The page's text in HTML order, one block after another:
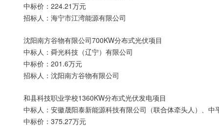
中标价：224.21万元
招标人：海宁市江湾能源有限公司
沈阳南方谷物有限公司700KW分布式光伏项目
中标人：舜光科技（辽宁）有限公司
中标价：201.6万元
招标人：沈阳南方谷物有限公司
和县科技职业学校1360KW分布式光伏发电项目
中标人：安徽晟阳泰新能源科技有限公司（联合体牵头人）、
中标价：375.27万元